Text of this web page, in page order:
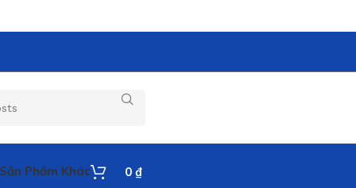
Sản Phẩm Khác 0 ₫